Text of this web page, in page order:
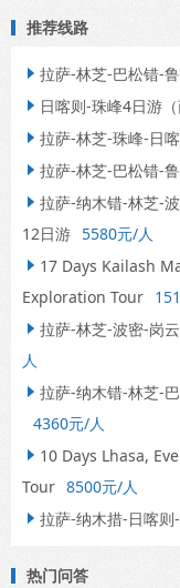
推荐线路
 拉萨-林芝-巴松错-
 日喀则-珠峰4日游（
 拉萨-林芝-珠峰-日
 拉萨-林芝-巴松错-
 拉萨-纳木错-林芝-
12日游 5580元/人
 17 Days Kailash
Exploration Tour
 拉萨-林芝-波密-岗
人
 拉萨-纳木错-林芝-
4360元/人
 10 Days Lhasa,
Tour 8500元/人
 拉萨-纳木措-日喀则
热门问答